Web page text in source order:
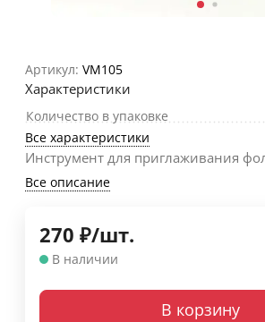
Артикул: VM105
Характеристики
Количество в упаковке
Все характеристики
Инструмент для приглаживания
Все описание
270 ₽/шт.
В наличии
В корзину